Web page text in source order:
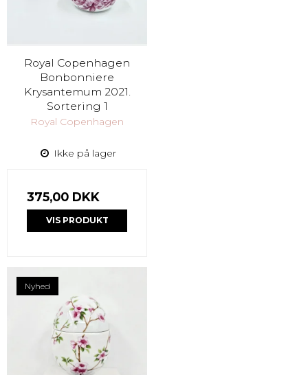
Royal Copenhagen
Bonbonniere
Krysantemum 2021.
Sortering 1
Royal Copenhagen
Ikke på lager
375,00 DKK
VIS PRODUKT
Nyhed